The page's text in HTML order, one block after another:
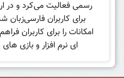
رسمی فعالیت می‌کرد و در
برای کاربران فارسی‌زبان
امکانات را برای کاربران
ای نرم افزار و بازی